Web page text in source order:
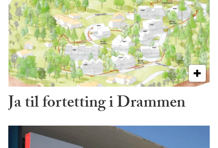
Ja til fortetting i Drammen